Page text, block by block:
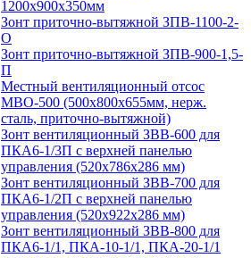
1200х900х350мм
Зонт приточно-вытяжной ЗПВ-1100-2-
О
Зонт приточно-вытяжной ЗПВ-900-1,5-
П
Местный вентиляционный отсос
МВО-500 (500х800х655мм, нерж.
сталь, приточно-вытяжной)
Зонт вентиляционный ЗВВ-600 для
ПКА6-1/3П с верхней панелью
управления (520х786х286 мм)
Зонт вентиляционный ЗВВ-700 для
ПКА6-1/2П с верхней панелью
управления (520х922х286 мм)
Зонт вентиляционный ЗВВ-800 для
ПКА6-1/1, ПКА-10-1/1, ПКА-20-1/1